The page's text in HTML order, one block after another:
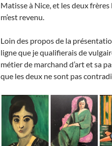
Matisse à Nice, et les deux
m’est revenu.
Loin des propos de la
ligne que je qualifierais de
métier de marchand d’art et sa
que les deux ne sont pas